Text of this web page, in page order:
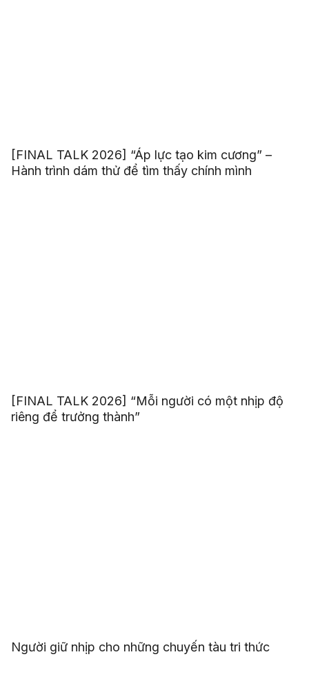
[FINAL TALK 2026] “Áp lực tạo kim cương” –
Hành trình dám thử để tìm thấy chính mình
[FINAL TALK 2026] “Mỗi người có một nhịp độ
riêng để trưởng thành”
Người giữ nhịp cho những chuyến tàu tri thức